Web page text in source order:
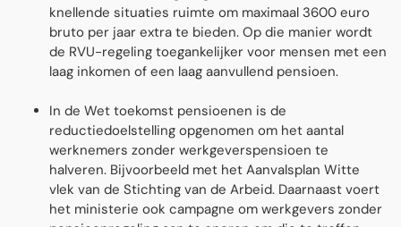
knellende situaties ruimte om maximaal 3600 euro
bruto per jaar extra te bieden. Op die manier wordt
de RVU-regeling toegankelijker voor mensen met een
laag inkomen of een laag aanvullend pensioen.
In de Wet toekomst pensioenen is de
reductiedoelstelling opgenomen om het aantal
werknemers zonder werkgeverspensioen te
halveren. Bijvoorbeeld met het Aanvalsplan Witte
vlek van de Stichting van de Arbeid. Daarnaast voert
het ministerie ook campagne om werkgevers zonder